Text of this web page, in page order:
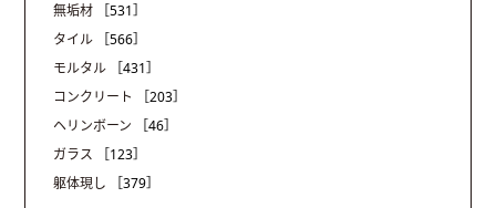
無垢材
［531］
タイル
［566］
モルタル
［431］
コンクリート
［203］
ヘリンボーン
［46］
ガラス
［123］
躯体現し
［379］